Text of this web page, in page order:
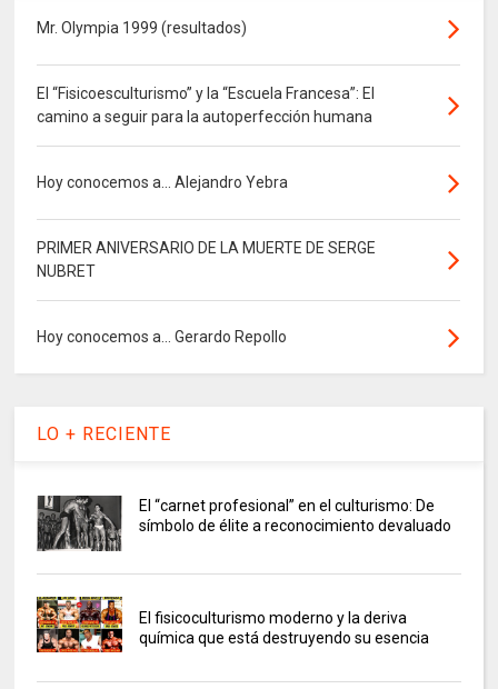
Mr. Olympia 1999 (resultados)
El “Fisicoesculturismo” y la “Escuela Francesa”: El
camino a seguir para la autoperfección humana
Hoy conocemos a... Alejandro Yebra
PRIMER ANIVERSARIO DE LA MUERTE DE SERGE
NUBRET
Hoy conocemos a... Gerardo Repollo
LO + RECIENTE
El “carnet profesional” en el culturismo: De
símbolo de élite a reconocimiento devaluado
El fisicoculturismo moderno y la deriva
química que está destruyendo su esencia